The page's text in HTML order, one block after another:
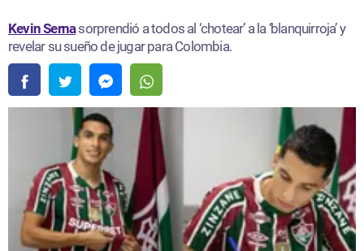
Kevin Sernasorprendió a todos al ‘chotear’ a la ‘blanquirroja’ y
revelar su sueño de jugar para Colombia.